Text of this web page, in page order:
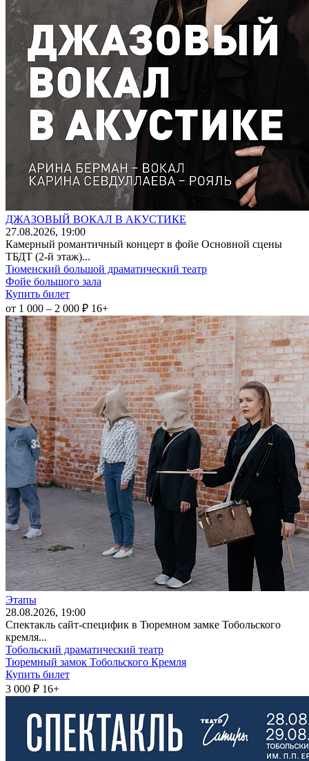
ДЖАЗОВЫЙ ВОКАЛ В АКУСТИКЕ
27.08.2026, 19:00
Камерный романтичный концерт в фойе Основной сцены
ТБДТ (2-й этаж)...
Тюменский большой драматический театр
Фойе большого зала
Купить билет
от 1 000 – 2 000 ₽ 16+
Этапы
28.08.2026, 19:00
Спектакль сайт-специфик в Тюремном замке Тобольского
кремля...
Тобольский драматический театр
Тюремный замок Тобольского Кремля
Купить билет
3 000 ₽ 16+